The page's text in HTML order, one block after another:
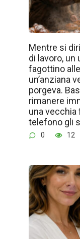
Mentre si
di lavoro, un
fagottino
un’anziana
porgeva.
rimanere
una vecchia
telefono gli
0 12